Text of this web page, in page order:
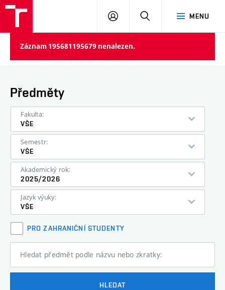
MENU
PŘIHLÁSIT
Záznam 195681195679 nenalezen.
Předměty
Fakulta:
VŠE
Semestr:
VŠE
Akademický rok:
2025/2026
Jazyk výuky:
VŠE
PRO ZAHRANIČNÍ STUDENTY
Hledat předmět podle názvu nebo zkratky:
HLEDAT